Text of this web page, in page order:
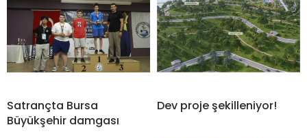
Satrançta Bursa
Büyükşehir damgası
Dev proje şekilleniyor!